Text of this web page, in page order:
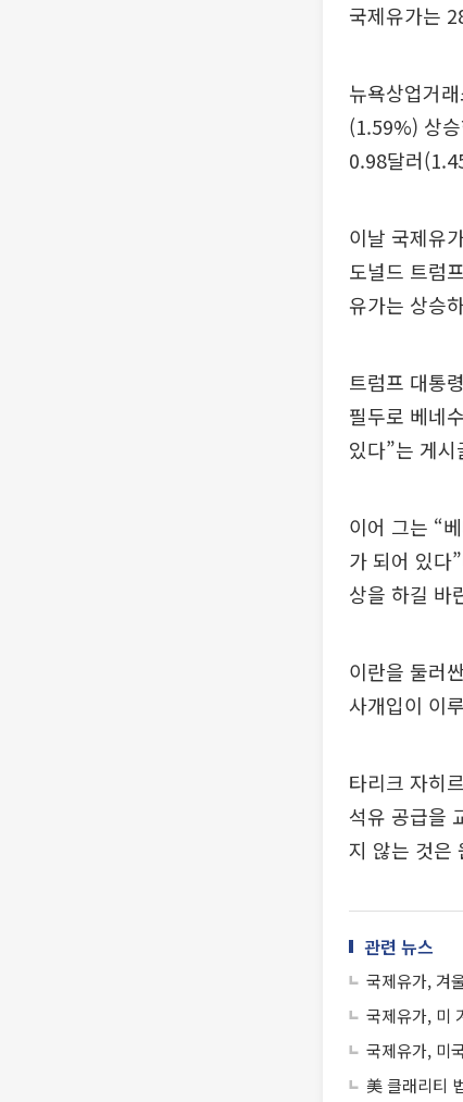
국제유가는
뉴욕상업거
(1.59%) 상
0.98달러
이날 국제유
도널드 트럼
유가는 상승
트럼프 대통
필두로 베네
있다”는 게
이어 그는 “
가 되어 있다
상을 하길 바
이란을 둘러
사개입이 이
타리크 자히
석유 공급을
지 않는 것은
관련 뉴스
국제유가, 겨
국제유가, 미
국제유가, 미
美 클래리티